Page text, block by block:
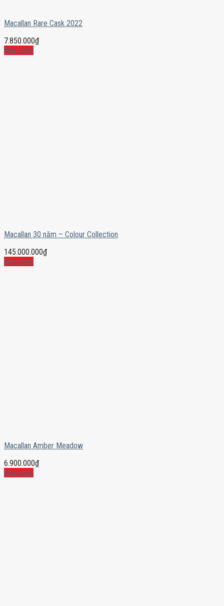
Macallan Rare Cask 2022
7.850.000₫
Mua ngay
Macallan 30 năm – Colour Collection
145.000.000₫
Mua ngay
Macallan Amber Meadow
6.900.000₫
Mua ngay